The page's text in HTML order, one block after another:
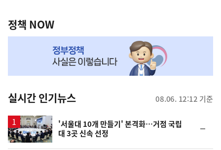
책
NOW,
뉴
스
정책 NOW
실시간 인기뉴스 08.06. 12:12 기준
'서울대 10개 만들기' 본격화…거점 국립
대 3곳 신속 선정